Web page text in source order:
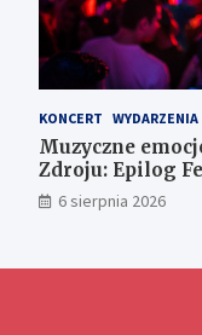
KONCERT WYDARZENIA
Muzyczne
Zdroju: Epilog
Wieniawskiego
6 sierpnia 2026